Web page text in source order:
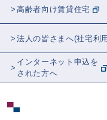
高齢者向け賃貸住宅
法人の皆さまへ(社宅利
インターネット申込を
された方へ